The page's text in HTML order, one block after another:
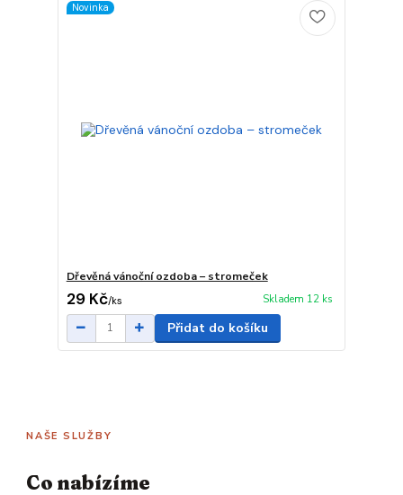
Novinka
Dřevěná vánoční ozdoba – stromeček
29 Kč/ks Skladem 12 ks
Přidat do košíku
NAŠE SLUŽBY
Co nabízíme